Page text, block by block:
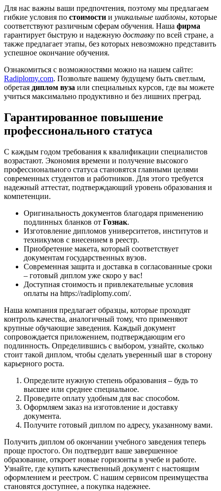
Для нас важны ваши предпочтения, поэтому мы предлагаем
гибкие условия по стоимости и уникальные шаблоны, которые
соответствуют различным сферам обучения. Наша фирма
гарантирует быструю и надежную доставку по всей стране, а
также предлагает этапы, без которых невозможно представить
успешное окончание обучения.
Ознакомиться с возможностями можно на нашем сайте:
Radiplomy.com. Позвольте вашему будущему быть светлым,
обретая диплом вуза или специальных курсов, где вы можете
учиться максимально продуктивно и без лишних преград.
Гарантированное повышение
профессионального статуса
С каждым годом требования к квалификации специалистов
возрастают. Экономия времени и получение высокого
профессионального статуса становятся главными целями
современных студентов и работников. Для этого требуется
надежный аттестат, подтверждающий уровень образования и
компетенции.
Оригинальность документов благодаря применению
подлинных бланков от Гознак.
Изготовление дипломов университетов, институтов и
техникумов с внесением в реестр.
Приобретение макета, который соответствует
документам государственных вузов.
Современная защита и доставка в согласованные сроки
– готовый диплом уже скоро у вас!
Доступная стоимость и привлекательные условия
оплаты на https://radiplomy.com/.
Наша компания предлагает образцы, которые проходят
контроль качества, аналогичный тому, что применяют
крупные обучающие заведения. Каждый документ
сопровождается приложением, подтверждающим его
подлинность. Определившись с выбором, узнайте, сколько
стоит такой диплом, чтобы сделать уверенный шаг в сторону
карьерного роста.
Определите нужную степень образования – будь то
высшее или среднее специальное.
Проведите оплату удобным для вас способом.
Оформляем заказ на изготовление и доставку
документа.
Получите готовый диплом по адресу, указанному вами.
Получить диплом об окончании учебного заведения теперь
проще простого. Он подтвердит ваше завершенное
образование, откроет новые горизонты в учебе и работе.
Узнайте, где купить качественный документ с настоящим
оформлением и реестром. С нашим сервисом преимущества
становятся доступнее, а покупка надежнее.